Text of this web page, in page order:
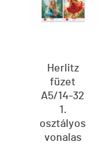
Herlitz
füzet
A5/14-32
1.
osztályos
vonalas